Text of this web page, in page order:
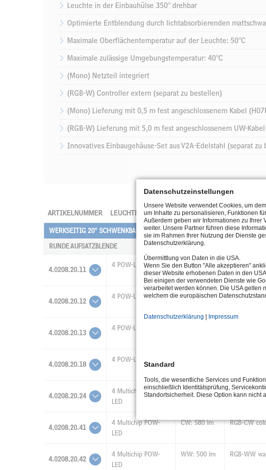
Leuchte in der Einbauhülse 350° drehbar
Optimierte Entblendung durch lichtabsorbierenden
Maximale Oberflächentemperatur auf der Leuchte: 50°C
Maximale zulässige Umgebungstemperatur: 40°C
(Mono) Netzteil integriert
(RGB-W) Controller extern (separat zu bestellen)
(Mono) Lieferung mit 0,5 m fest angeschlossenem Kabel
(RGB-W) Lieferung mit 5,0 m fest angeschlossenem UW-Kabel
Innovatives Einbaugehäuse-Set aus V2A-Edelstahl (separat zu
ARTIKELNUMMER LEUCHTMITTEL LICHTSTROM LICHTFARBE
WERKSEITIG 20° SCHWENKBAR
RUNDE AUFSATZBLENDE
4.0208.20.11
4 POW-LED 1925 lm 6.500K cold
4.0208.20.12
4 POW-LED 1550 lm 3.000K
4.0208.20.13
4 POW-LED
4.0208.20.18
4 POW-LED
4.0208.20.24
4 Multichip POW-
LED
1510 lm Amber
4.0208.20.41
4 Multichip POW-
LED
CW: 580 lm RGB-CW
4.0208.20.42
4 Multichip POW-
LED
WW: 500 lm RGB-WW
Datenschutzeinstellungen
Unsere Website verwendet Cookies, um
um Inhalte zu personalisieren, Funktionen
Außerdem geben wir Informationen zu Ihrer
weiter. Unsere Partner führen diese
sie im Rahmen Ihrer Nutzung der Dienste
Datenschutzerklärung.
Übermittlung von Daten in die USA.
Wenn Sie den Button "Alle akzeptieren"
dieser Website erhobenen Daten in den
Bei einigen der verwendeten Dienste wie
verarbeitet werden können. Die USA gelten
welchem die europäischen
Datenschutzerklärung Impressum
Standard
Tools, die wesentliche Services und
einschließlich Identitätsprüfung,
Standortsicherheit. Diese Option kann nicht